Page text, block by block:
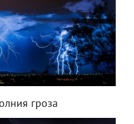
гроза